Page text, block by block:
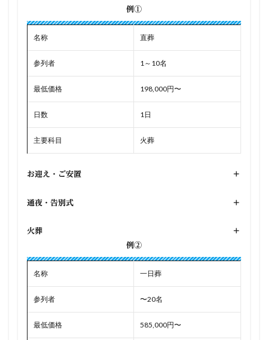
例①
名称 直葬
参列者 1～10名
最低価格 198,000円〜
日数 1日
主要科目 火葬
お迎え・ご安置 +
通夜・告別式 +
火葬
+
例②
名称 一日葬
参列者 〜20名
最低価格 585,000円〜